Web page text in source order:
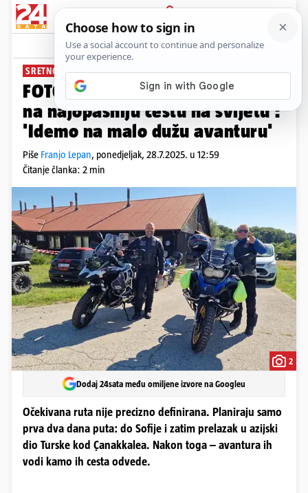
PRIJAVA
News Komentari
SRETNO!
FOTO Novogradiški bajkeri idu
na najopasniju cestu na svijetu :
'Idemo na malo dužu avanturu'
Piše Franjo Lepan, ponedjeljak, 28.7.2025. u 12:59
Čitanje članka: 2 min
2
Dodaj 24sata među omiljene izvore na Googleu
Očekivana ruta nije precizno definirana. Planiraju samo
prva dva dana puta: do Sofije i zatim prelazak u azijski
dio Turske kod Çanakkalea. Nakon toga – avantura ih
vodi kamo ih cesta odvede.